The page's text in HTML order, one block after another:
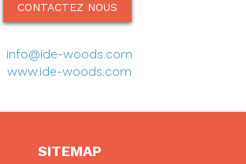
CONTACTEZ NOUS
info@ide-woods.com
www.ide-woods.com
SITEMAP